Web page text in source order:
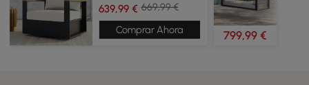
639,99 € 669,99 €
Comprar Ahora
799,99 €